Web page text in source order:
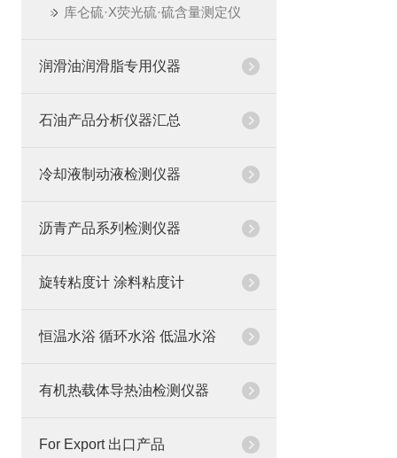
库仑硫·X荧光硫·硫含量测定仪
润滑油润滑脂专用仪器
石油产品分析仪器汇总
冷却液制动液检测仪器
沥青产品系列检测仪器
旋转粘度计 涂料粘度计
恒温水浴 循环水浴 低温水浴
有机热载体导热油检测仪器
For Export 出口产品